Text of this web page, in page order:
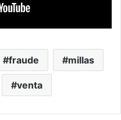
fraude millas
venta